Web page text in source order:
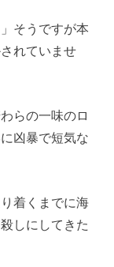
そうですが本
れていませ
らの一味のロ
凶暴で短気な
着くまでに海
しにしてきた